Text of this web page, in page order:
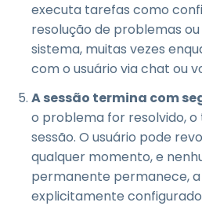
executa tarefas como
resolução de problemas
sistema, muitas vezes
com o usuário via chat ou
A sessão termina com
o problema for resolvido,
sessão. O usuário pode
qualquer momento, e
permanente permanece, a
explicitamente